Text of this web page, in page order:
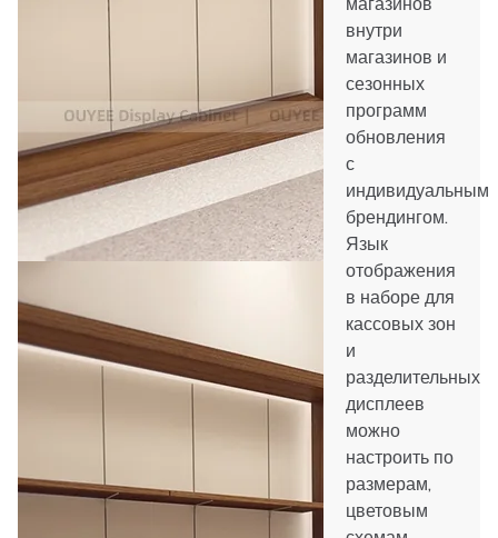
магазинов
внутри
магазинов и
сезонных
программ
обновления
с
индивидуальным
брендингом.
Язык
отображения
в наборе для
кассовых зон
и
разделительных
дисплеев
можно
настроить по
размерам,
цветовым